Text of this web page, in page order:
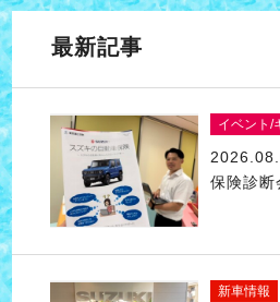
最新記事
イベント/
保険診断
新車情報